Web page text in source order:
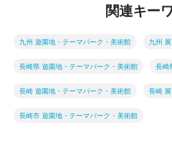
関連キー
九州 遊園地・テーマパーク・美術館 九州
長崎県 遊園地・テーマパーク・美術館 長崎
長崎 遊園地・テーマパーク・美術館 長崎
長崎市 遊園地・テーマパーク・美術館